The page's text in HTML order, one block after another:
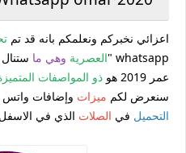
اعزائي نخبركم ونعلمكم بانه قد تم
whatsapp " العصرية وهي ما
عمر 2019 هو
ذو المواصفات
سنعرض لكم ميزات وإضافات واتس
التحميل في الصلات الذي في